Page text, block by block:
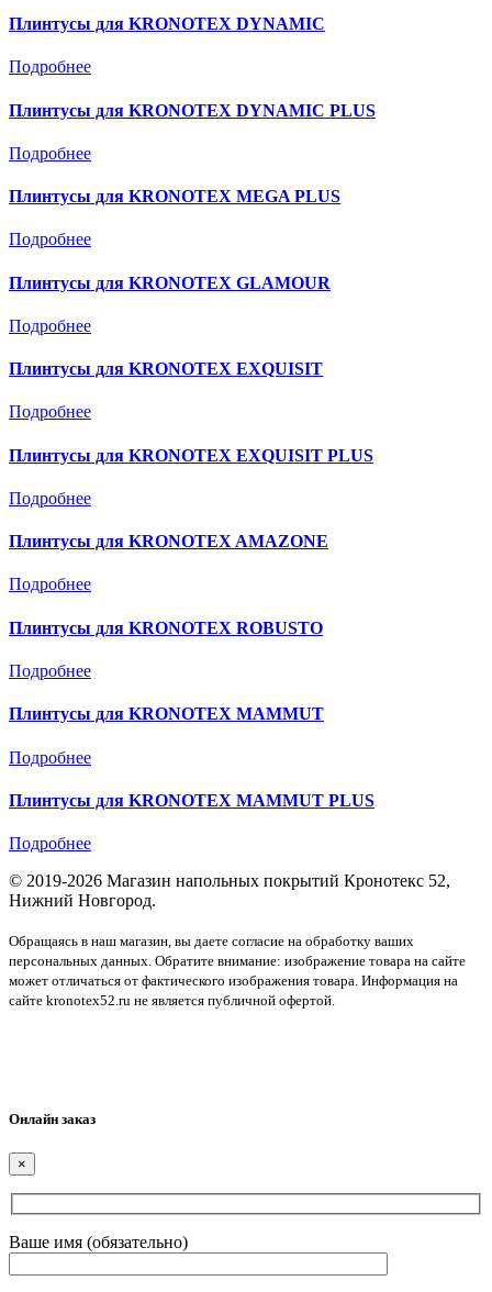
Плинтусы для KRONOTEX DYNAMIC
Подробнее
Плинтусы для KRONOTEX DYNAMIC PLUS
Подробнее
Плинтусы для KRONOTEX MEGA PLUS
Подробнее
Плинтусы для KRONOTEX GLAMOUR
Подробнее
Плинтусы для KRONOTEX EXQUISIT
Подробнее
Плинтусы для KRONOTEX EXQUISIT PLUS
Подробнее
Плинтусы для KRONOTEX AMAZONE
Подробнее
Плинтусы для KRONOTEX ROBUSTO
Подробнее
Плинтусы для KRONOTEX MAMMUT
Подробнее
Плинтусы для KRONOTEX MAMMUT PLUS
Подробнее
© 2019-2026 Магазин напольных покрытий Кронотекс 52,
Нижний Новгород.
Обращаясь в наш магазин, вы даете согласие на обработку ваших
персональных данных. Обратите внимание: изображение товара на сайте
может отличаться от фактического изображения товара. Информация на
сайте kronotex52.ru не является публичной офертой.
Онлайн заказ
×
Ваше имя (обязательно)